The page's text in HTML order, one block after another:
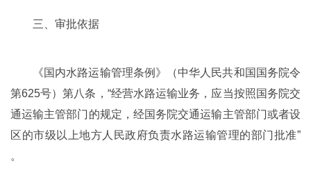
三、审批依据
《国内水路运输管理条例》（中华人民共和国国务院令
第625号）第八条，“经营水路运输业务，应当按照国务院交
通运输主管部门的规定，经国务院交通运输主管部门或者设
区的市级以上地方人民政府负责水路运输管理的部门批准”
。